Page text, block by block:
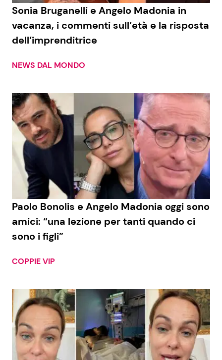
Sonia Bruganelli e Angelo Madonia in
vacanza, i commenti sull’età e la risposta
dell’imprenditrice
NEWS DAL MONDO
Paolo Bonolis e Angelo Madonia oggi sono
amici: “una lezione per tanti quando ci
sono i figli”
COPPIE VIP